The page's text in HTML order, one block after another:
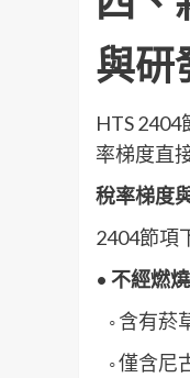
與研
HTS
率梯度直
稅率梯度
2404節項
• 不經燃
◦ 含有菸
◦ 僅含尼